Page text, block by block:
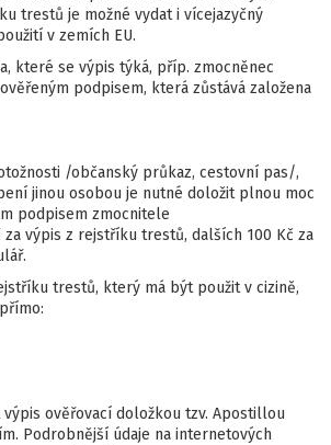
trestů je možné vydat i vícejazyčný
v zemích EU.
které se výpis týká, příp. zmocněnec
podpisem, která zůstává založena
/občanský průkaz, cestovní pas/,
jinou osobou je nutné doložit plnou moc
podpisem zmocnitele
za výpis z rejstříku trestů, dalších 100 Kč za
trestů, který má být použit v cizině,
ověřovací doložkou tzv. Apostillou
Podrobnější údaje na internetových